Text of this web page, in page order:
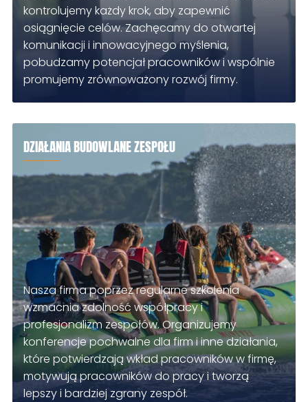
kontrolujemy każdy krok, aby zapewnić
osiągnięcie celów. Zachęcamy do otwartej
komunikacji i innowacyjnego myślenia,
pobudzamy potencjał pracowników i wspólnie
promujemy zrównoważony rozwój firmy.
DZIAŁANIA BUDOWLANE ZESPOŁU
Nasza firma poprzez regularne szkolenia
wzmacnia zdolność współpracy i
profesjonalizm zespołów. Organizujemy
konferencje pochwalne dla firm i inne działania,
które potwierdzają wkład pracowników w firmę,
motywują pracowników do pracy i tworzą
lepszy i bardziej zgrany zespół.